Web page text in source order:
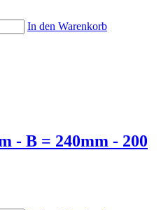
In den Warenkorb
- B = 240mm - 200